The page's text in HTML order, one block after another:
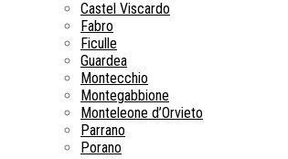
Castel Viscardo
Fabro
Ficulle
Guardea
Montecchio
Montegabbione
Monteleone d’Orvieto
Parrano
Porano